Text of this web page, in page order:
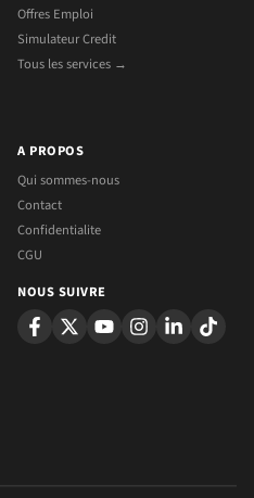
Offres Emploi
Simulateur Credit
Tous les services →
A PROPOS
Qui sommes-nous
Contact
Confidentialite
CGU
NOUS SUIVRE